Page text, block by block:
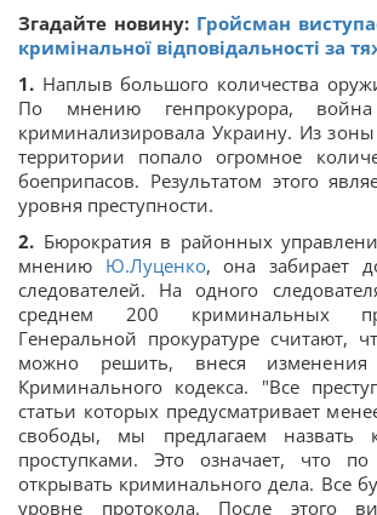
Згадайте новину: Гройсман
кримінальної відповідальності за
1. Наплыв большого количества
По мнению генпрокурора,
криминализировала Украину. Из
территории попало огромное
боеприпасов. Результатом этого
уровня преступности.
2. Бюрократия в районных
мнению Ю.Луценко, она забирает
следователей. На одного
среднем 200 криминальных
Генеральной прокуратуре считают,
можно решить, внеся
Криминального кодекса. "Все
статьи которых предусматривает
свободы, мы предлагаем назвать
проступками. Это означает, что
открывать криминального дела. Все
уровне протокола. После этого